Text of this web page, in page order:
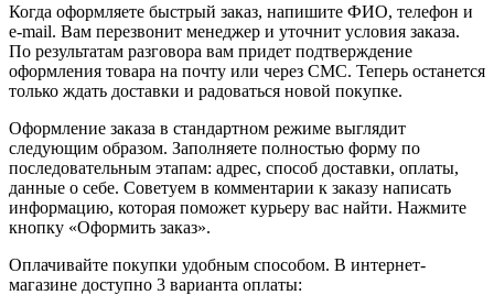
Когда оформляете быстрый заказ, напишите ФИО, телефон и
e-mail. Вам перезвонит менеджер и уточнит условия заказа.
По результатам разговора вам придет подтверждение
оформления товара на почту или через СМС. Теперь останется
только ждать доставки и радоваться новой покупке.
Оформление заказа в стандартном режиме выглядит
следующим образом. Заполняете полностью форму по
последовательным этапам: адрес, способ доставки, оплаты,
данные о себе. Советуем в комментарии к заказу написать
информацию, которая поможет курьеру вас найти. Нажмите
кнопку «Оформить заказ».
Оплачивайте покупки удобным способом. В интернет-
магазине доступно 3 варианта оплаты: